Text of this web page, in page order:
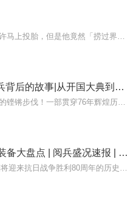
新中国历次大阅兵背后的故事|从开国大典到九三阅兵
93阅兵先进武器装备大盘点 | 阅兵盛况速报 | 纪念抗日战争胜利80周年大阅兵